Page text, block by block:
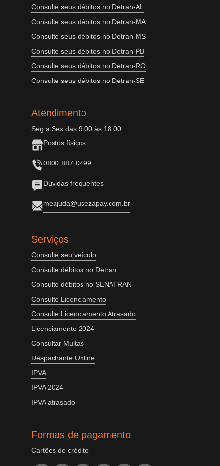
Consulte seus débitos no Detran-AL
Consulte seus débitos no Detran-MA
Consulte seus débitos no Detran-MS
Consulte seus débitos no Detran-PB
Consulte seus débitos no Detran-RO
Consulte seus débitos no Detran-SE
Atendimento
Seg a Sex das 9:00 às 18:00
Postos físicos
0800-887-0499
Dúvidas frequentes
meajuda@usezapay.com.br
Serviços
Consulte seu veículo
Consulte débitos no Detran
Consulte débitos no SENATRAN
Consulte Licenciamento
Consulte Licenciamento Atrasado
Licenciamento 2024
Consultar Multas
Despachante Online
IPVA
IPVA 2024
IPVA atrasado
Formas de pagamento
Cartões de crédito